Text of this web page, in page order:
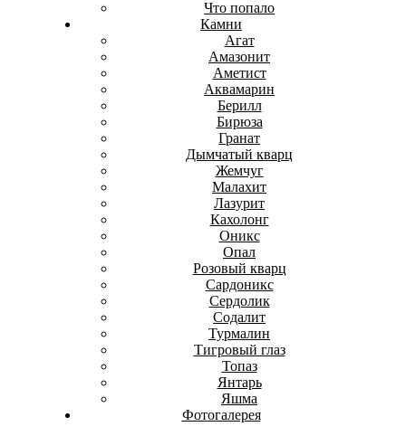
Что попало
Камни
Агат
Амазонит
Аметист
Аквамарин
Берилл
Бирюза
Гранат
Дымчатый кварц
Жемчуг
Малахит
Лазурит
Кахолонг
Оникс
Опал
Розовый кварц
Сардоникс
Сердолик
Содалит
Турмалин
Тигровый глаз
Топаз
Янтарь
Яшма
Фотогалерея